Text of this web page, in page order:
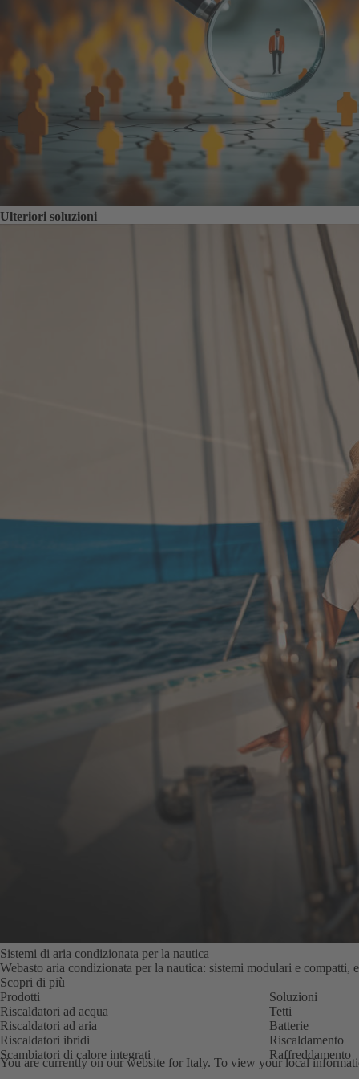
Ulteriori soluzioni
Sistemi di aria condizionata per la nautica
Webasto aria condizionata per la nautica: sistemi modulari e
Scopri di più
Prodotti
Riscaldatori ad acqua
Riscaldatori ad aria
Riscaldatori ibridi
Scambiatori di calore integrati
Soluzioni
Tetti
Batterie
Riscaldamento
Raffreddamento
You are currently on our website for Italy. To view your local